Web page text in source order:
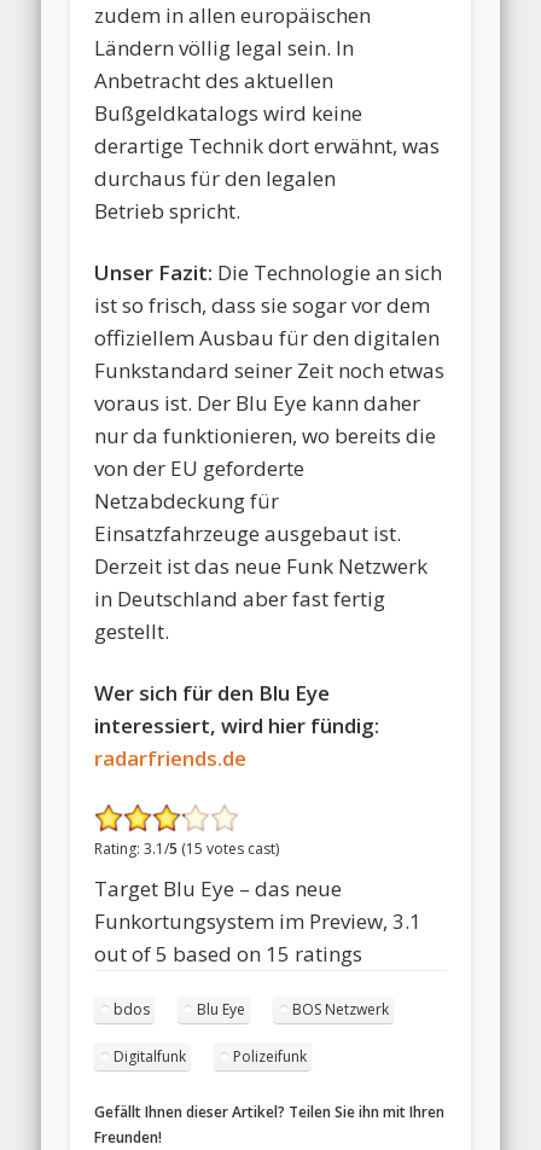
zudem in allen europäischen
Ländern völlig legal sein. In
Anbetracht des aktuellen
Bußgeldkatalogs wird keine
derartige Technik dort erwähnt, was
durchaus für den legalen
Betrieb spricht.
Unser Fazit: Die Technologie an sich
ist so frisch, dass sie sogar vor dem
offiziellem Ausbau für den digitalen
Funkstandard seiner Zeit noch etwas
voraus ist. Der Blu Eye kann daher
nur da funktionieren, wo bereits die
von der EU geforderte
Netzabdeckung für
Einsatzfahrzeuge ausgebaut ist.
Derzeit ist das neue Funk Netzwerk
in Deutschland aber fast fertig
gestellt.
Wer sich für den Blu Eye
interessiert, wird hier fündig:
radarfriends.de
Rating: 3.1/5 (15 votes cast)
Target Blu Eye – das neue
Funkortungsystem im Preview,3.1
out of5 based on 15 ratings
bdos Blu Eye BOS Netzwerk
Digitalfunk Polizeifunk
Gefällt Ihnen dieser Artikel? Teilen Sie ihn mit Ihren
Freunden!